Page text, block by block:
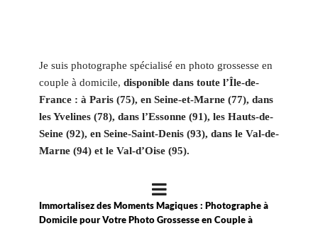
Je suis photographe spécialisé en photo grossesse en
couple à domicile, disponible dans toute l’Île-de-
France : à Paris (75), en Seine-et-Marne (77), dans
les Yvelines (78), dans l’Essonne (91), les Hauts-de-
Seine (92), en Seine-Saint-Denis (93), dans le Val-de-
Marne (94) et le Val-d’Oise (95).
Immortalisez des Moments Magiques : Photographe à
Domicile pour Votre Photo Grossesse en Couple à